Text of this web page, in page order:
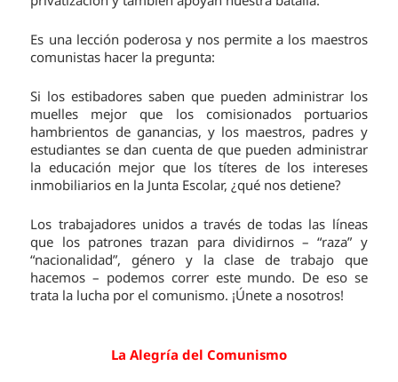
Es una lección poderosa y nos permite a los maestros
comunistas hacer la pregunta:
Si los estibadores saben que pueden administrar los
muelles mejor que los comisionados portuarios
hambrientos de ganancias, y los maestros, padres y
estudiantes se dan cuenta de que pueden administrar
la educación mejor que los títeres de los intereses
inmobiliarios en la Junta Escolar, ¿qué nos detiene?
Los trabajadores unidos a través de todas las líneas
que los patrones trazan para dividirnos – “raza” y
“nacionalidad”, género y la clase de trabajo que
hacemos – podemos correr este mundo. De eso se
trata la lucha por el comunismo. ¡Únete a nosotros!
La Alegría del Comunismo